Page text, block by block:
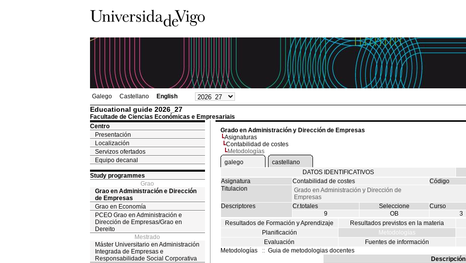
Galego Castellano English
Educational guide 2026_27
Facultade de Ciencias Económicas e Empresariais
Centro
Presentación
Localización
Servizos ofertados
Equipo decanal
Study programmes
Grao
Grao en Administración e Dirección
de Empresas
Grao en Economía
PCEO Grao en Administración e
Dirección de Empresas/Grao en
Dereito
Mestrado
Máster Universitario en Administración
Integrada de Empresas e
Responsabilidade Social Corporativa
Grado en Administración y Dirección de Empresas
Asignaturas
Contabilidad de costes
Metodologías
galego
castellano
DATOS IDENTIFICATIVOS
Asignatura
Contabilidad de costes Código
Titulacion
Grado en Administración y Dirección de
Empresas
Descriptores
Cr.totales Seleccione Curso
9
OB 3
Resultados de Formación y Aprendizaje
Resultados previstos en la materia
Planificación
Metodologías
Evaluación
Fuentes de información
Metodologías
:: Guia de metodologias docentes
Descripción